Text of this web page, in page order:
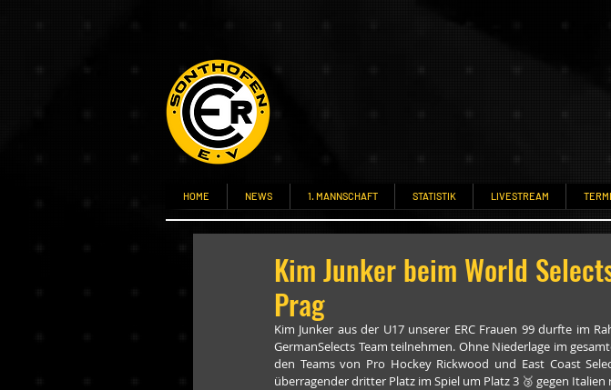
HOME NEWS 1. MANNSCHAFT STATISTIK LIVESTREAM
Kim Junker beim World
Prag
Kim Junker aus der U17 unserer ERC Frauen 99 durfte im
GermanSelects Team teilnehmen. Ohne Niederlage im
den Teams von Pro Hockey Rickwood und East Coast
überragender dritter Platz im Spiel um Platz 3 🥉 gegen Italien